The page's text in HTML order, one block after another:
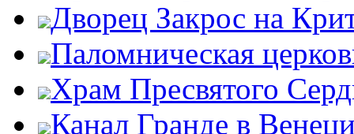
Дворец Закрос на
Паломническая
Храм Пресвятого
Канал Гранде в